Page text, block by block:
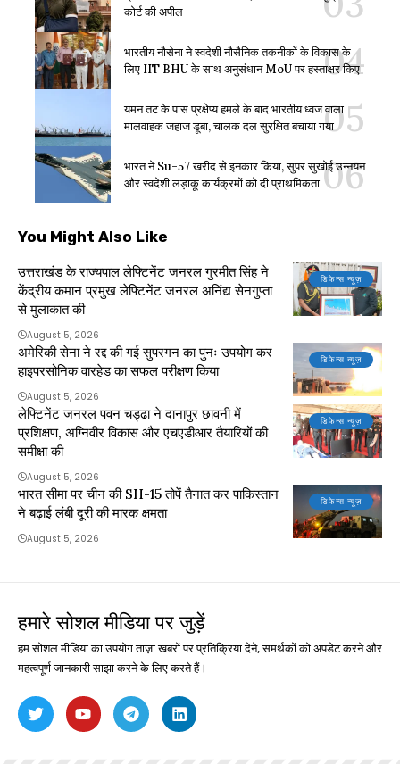
कोर्ट की अपील
भारतीय नौसेना ने स्वदेशी नौसैनिक तकनीकों के विकास के
लिए IIT BHU के साथ अनुसंधान MoU पर हस्ताक्षर किए
यमन तट के पास प्रक्षेप्य हमले के बाद भारतीय ध्वज वाला
मालवाहक जहाज डूबा, चालक दल सुरक्षित बचाया गया
भारत ने Su-57 खरीद से इनकार किया, सुपर सुखोई उन्नयन
और स्वदेशी लड़ाकू कार्यक्रमों को दी प्राथमिकता
You Might Also Like
डिफेन्स न्यूज़
उत्तराखंड के राज्यपाल लेफ्टिनेंट जनरल गुरमीत सिंह ने
केंद्रीय कमान प्रमुख लेफ्टिनेंट जनरल अनिंद्य सेनगुप्ता
से मुलाकात की
August 5, 2026
डिफेन्स न्यूज़
अमेरिकी सेना ने रद्द की गई सुपरगन का पुनः उपयोग कर
हाइपरसोनिक वारहेड का सफल परीक्षण किया
August 5, 2026
डिफेन्स न्यूज़
लेफ्टिनेंट जनरल पवन चड्ढा ने दानापुर छावनी में
प्रशिक्षण, अग्निवीर विकास और एचएडीआर तैयारियों की
समीक्षा की
August 5, 2026
डिफेन्स न्यूज़
भारत सीमा पर चीन की SH-15 तोपें तैनात कर पाकिस्तान
ने बढ़ाई लंबी दूरी की मारक क्षमता
August 5, 2026
हमारे सोशल मीडिया पर जुड़ें
हम सोशल मीडिया का उपयोग ताज़ा खबरों पर प्रतिक्रिया देने, समर्थकों को अपडेट करने और
महत्वपूर्ण जानकारी साझा करने के लिए करते हैं।